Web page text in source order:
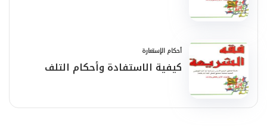
أحكام الإستعارة
كيفية الاستفادة وأحكام التلف